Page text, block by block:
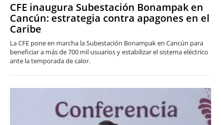
CFE inaugura Subestación Bonampak en
Cancún: estrategia contra apagones en el
Caribe
La CFE pone en marcha la Subestación Bonampak en Cancún para
beneficiar a más de 700 mil usuarios y estabilizar el sistema eléctrico
ante la temporada de calor.